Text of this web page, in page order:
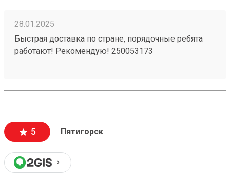
28.01.2025
Быстрая доставка по стране, порядочные ребята
работают! Рекомендую! 250053173
5 Пятигорск